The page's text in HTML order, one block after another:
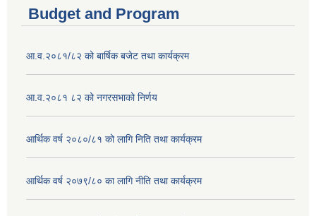
Budget and Program
आ.व.२०८१/८२ को बार्षिक बजेट तथा कार्यक्रम
आ.व.२०८१ ८२ को नगरसभाको निर्णय
आर्थिक वर्ष २०८०/८१ को लागि निति तथा कार्यक्रम
आर्थिक वर्ष २०७९/८० का लागि नीति तथा कार्यक्रम